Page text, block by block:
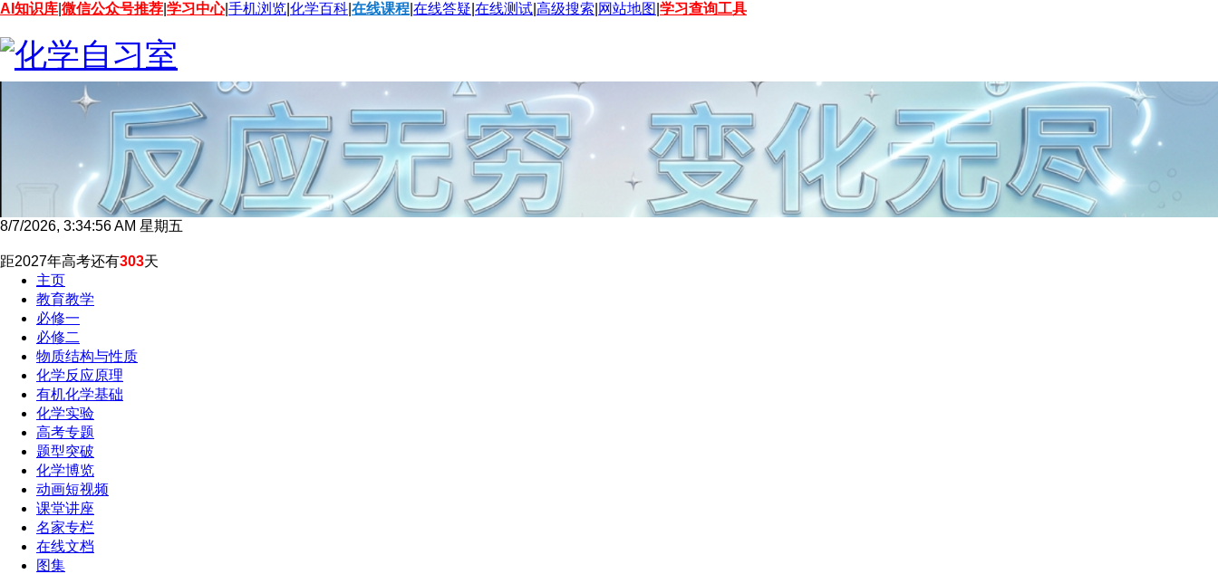
AI知识库 微信公众号推荐 学习中心|手机浏览 化学百科 在线课程 在线答疑 在线测试 高级搜索 网站地图 学习查询工具
8/7/2026, 3:34:57 AM 星期五
距2027年高考还有303天
主页
教育教学
必修一
必修二
物质结构与性质
化学反应原理
有机化学基础
化学实验
高考专题
题型突破
化学博览
动画短视频
课堂讲座
名家专栏
在线文档
图集